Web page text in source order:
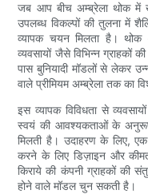
जब आप बीच अम्ब्रेला थोक में
उपलब्ध विकल्पों की तुलना में
व्यापक चयन मिलता है। थोक
व्यवसायों जैसे विभिन्न ग्राहकों
पास बुनियादी मॉडलों से लेकर
वाले प्रीमियम अम्ब्रेला तक का
इस व्यापक विविधता से
स्वयं की आवश्यकताओं के अनुरूप
मिलती है। उदाहरण के लिए, एक
करने के लिए डिज़ाइन और
किराये की कंपनी ग्राहकों की
होने वाले मॉडल चुन सकती है।